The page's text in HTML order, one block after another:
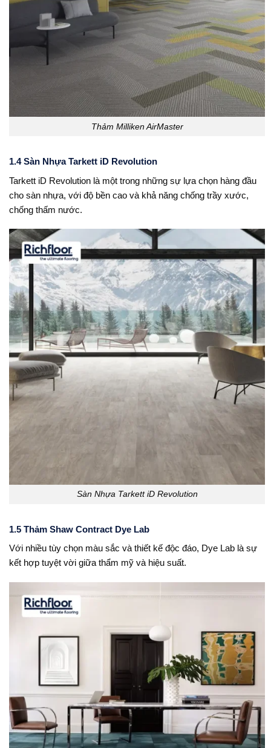
Thảm Milliken AirMaster
1.4 Sàn Nhựa Tarkett iD Revolution
Tarkett iD Revolution là một trong những sự lựa chọn hàng đầu
cho sàn nhựa, với độ bền cao và khả năng chống trầy xước,
chống thấm nước.
Sàn Nhựa Tarkett iD Revolution
1.5 Thảm Shaw Contract Dye Lab
Với nhiều tùy chọn màu sắc và thiết kế độc đáo, Dye Lab là sự
kết hợp tuyệt vời giữa thẩm mỹ và hiệu suất.